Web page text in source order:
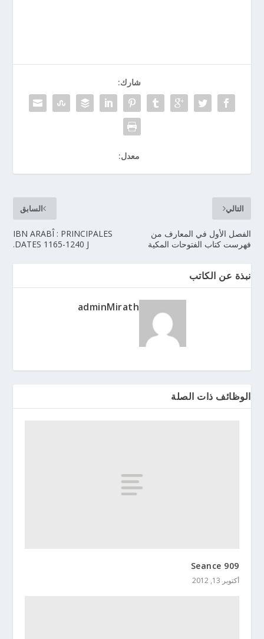
شارك:
معدل:
السابق
IBN ARABÎ : PRINCIPALES
DATES 1165-1240 J.
التالي
الفصل الأول في المعارف من
فهرست كتاب الفتوحات المكية
نبذة عن الكاتب
adminMirath
الوظائف ذات الصلة
Seance 909
أكتوبر 13, 2012